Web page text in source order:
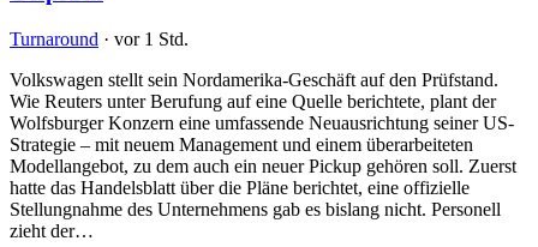
Turnaround · vor 1 Std.
Volkswagen stellt sein Nordamerika-Geschäft auf den Prüfstand.
Wie Reuters unter Berufung auf eine Quelle berichtete, plant der
Wolfsburger Konzern eine umfassende Neuausrichtung seiner US-
Strategie – mit neuem Management und einem überarbeiteten
Modellangebot, zu dem auch ein neuer Pickup gehören soll. Zuerst
hatte das Handelsblatt über die Pläne berichtet, eine offizielle
Stellungnahme des Unternehmens gab es bislang nicht. Personell
zieht der…